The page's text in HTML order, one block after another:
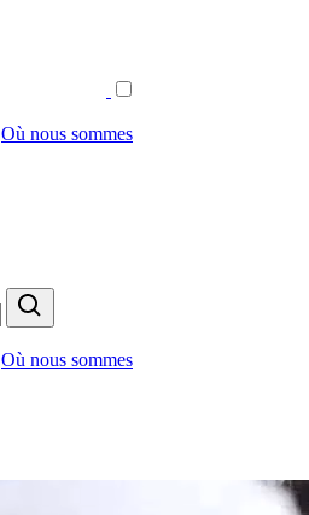
Où nous sommes
Où nous sommes